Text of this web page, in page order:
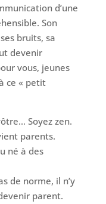
d’une
Son
bruits, sa
devenir
vous, jeunes
ce « petit
Soyez zen.
parents.
né à des
de norme, il n’y
parent.